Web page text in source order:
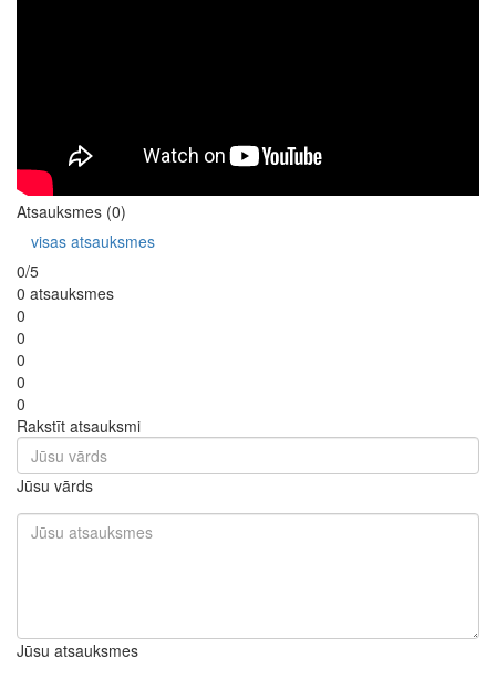
Atsauksmes (0)
visas atsauksmes
0/5
0 atsauksmes
0
0
0
0
0
Rakstīt atsauksmi
Jūsu vārds
Jūsu atsauksmes